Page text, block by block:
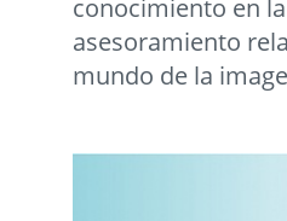
conocimiento en
asesoramiento
mundo de la